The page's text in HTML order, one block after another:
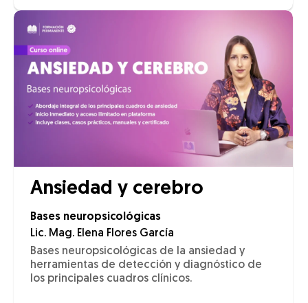
Ansiedad y cerebro
Bases neuropsicológicas
Lic. Mag. Elena Flores García
Bases neuropsicológicas de la ansiedad y
herramientas de detección y diagnóstico de
los principales cuadros clínicos.